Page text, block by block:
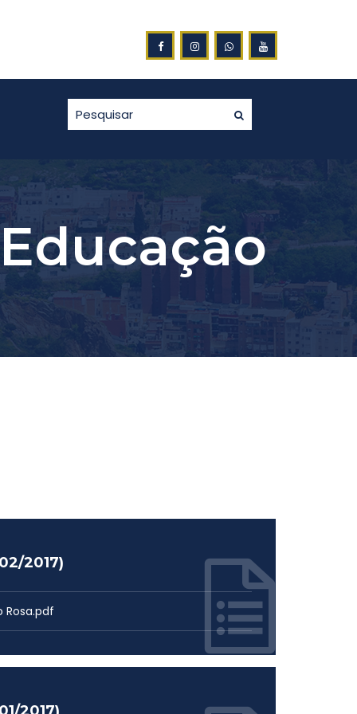
DA NOTA FISCAL GAÚCHA
2017)
Rosa.pdf